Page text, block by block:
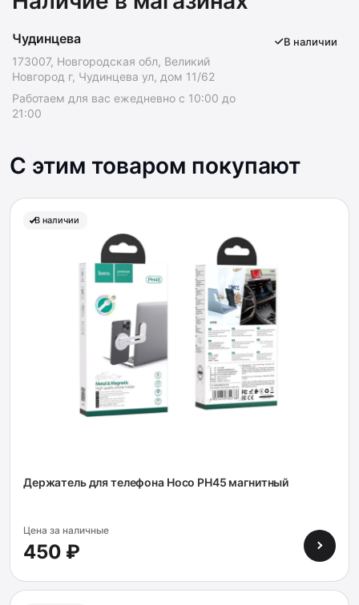
Чудинцева
173007, Новгородская обл, Великий
Новгород г, Чудинцева ул, дом 11/62
Работаем для вас ежедневно с 10:00 до
21:00
В наличии
С этим товаром покупают
В наличии
Держатель для телефона Hoco PH45 магнитный
Цена за наличные
450 ₽